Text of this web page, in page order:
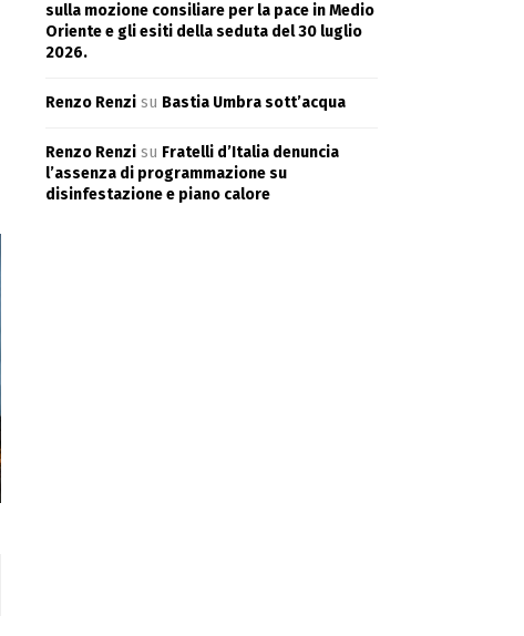
sulla mozione consiliare per la pace in Medio
Oriente e gli esiti della seduta del 30 luglio
2026.
Renzo Renzi su Bastia Umbra sott’acqua
Renzo Renzi su Fratelli d’Italia denuncia
l’assenza di programmazione su
disinfestazione e piano calore